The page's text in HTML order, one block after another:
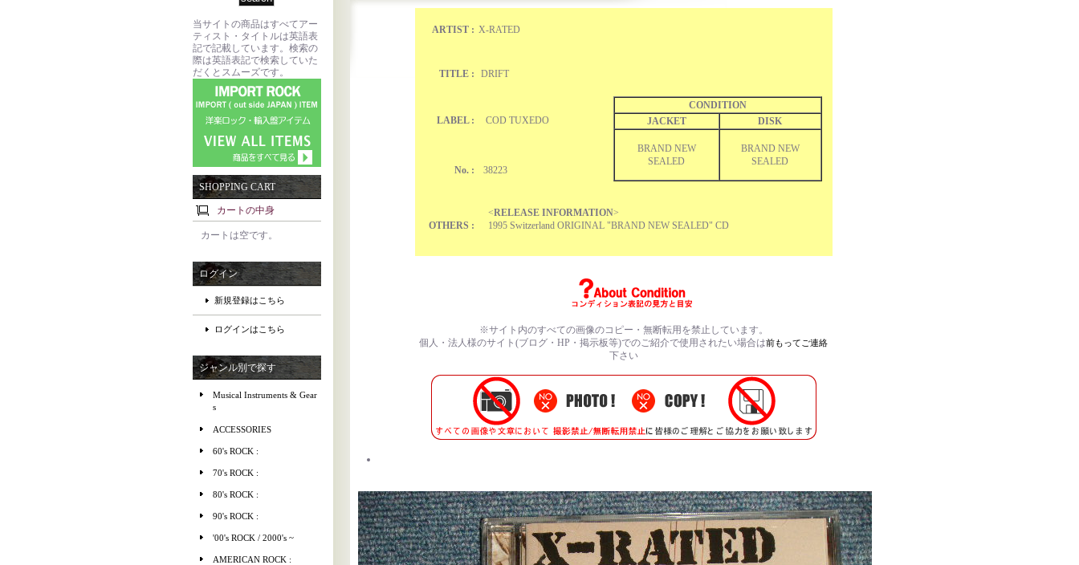
当サイトの商品はすべてアー
ティスト・タイトルは英語表
記で記載しています。検索の
際は英語表記で検索していた
だくとスムーズです。
SHOPPING CART
カートの中身
カートは空です。
ログイン
新規登録はこちら
ログインはこちら
ジャンル別で探す
Musical Instruments & Gear
s
ACCESSORIES
60's ROCK :
70's ROCK :
80's ROCK :
90's ROCK :
'00's ROCK / 2000's ~
AMERICAN ROCK :
ARTIST : X-RATED
TITLE : DRIFT
LABEL : COD TUXEDO
CONDITION
JACKET
DISK
BRAND NEW
SEALED
BRAND NEW
SEALED
No. : 38223
OTHERS :
<RELEASE INFORMATION>
1995 Switzerland ORIGINAL "BRAND NEW SEALED" CD
※サイト内のすべての画像のコピー・無断転用を禁止 しています。
個人・法人様のサイト(ブログ・HP・掲示板等)でのご紹介で使用されたい場合は前もってご連絡
下さい